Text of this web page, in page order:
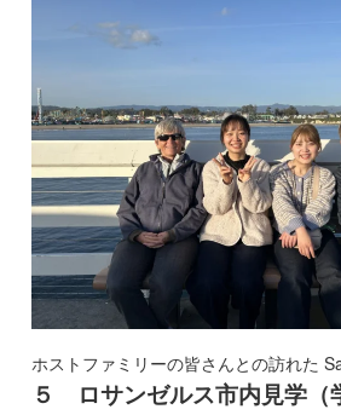
ホストファミリーの皆さんとの訪れた
５ ロサンゼルス市内見学（